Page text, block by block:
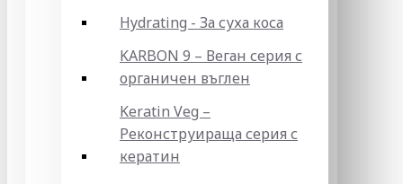
Hydrating - За суха коса
KARBON 9 – Веган серия с
органичен въглен
Keratin Veg –
Реконструираща серия с
кератин